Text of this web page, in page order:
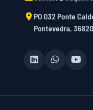
PO 032 Ponte
Pontevedra,